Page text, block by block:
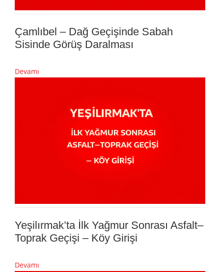
Çamlıbel – Dağ Geçişinde Sabah
Sisinde Görüş Daralması
Devamı
Yeşilırmak’ta İlk Yağmur Sonrası Asfalt–
Toprak Geçişi – Köy Girişi
Devamı